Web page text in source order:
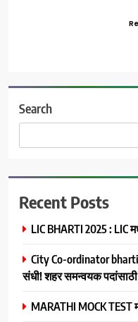
Search
Recent Posts
LIC BHARTI 2025 : LIC
City Co-ordinator bharti
संधी! शहर समन्वयक
MARATHI MOCK TEST